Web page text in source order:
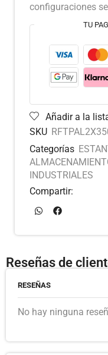
configuraciones
TU
Añadir a la
SKU
Categorías
INDUSTRIALES
Compartir:
Reseñas de
RESEÑAS
No hay ninguna